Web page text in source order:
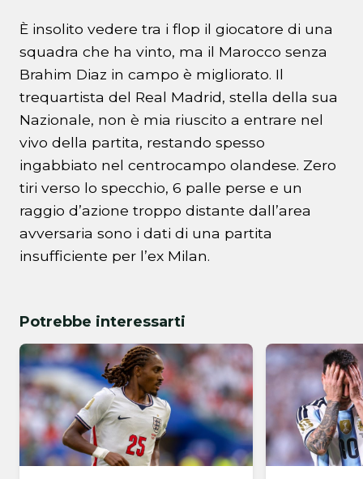
È insolito vedere tra i flop il giocatore di una
squadra che ha vinto, ma il Marocco senza
Brahim Diaz in campo è migliorato. Il
trequartista del Real Madrid, stella della sua
Nazionale, non è mia riuscito a entrare nel
vivo della partita, restando spesso
ingabbiato nel centrocampo olandese. Zero
tiri verso lo specchio, 6 palle perse e un
raggio d’azione troppo distante dall’area
avversaria sono i dati di una partita
insufficiente per l’ex Milan.
Potrebbe interessarti